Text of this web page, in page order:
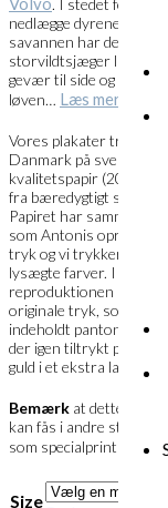
. I stedet for at
nedlægge dyrene på
savannen har denne
storvildtsjæger lagt sit
gevær til side og
løven… Læs mere.
Vores plakater trykkes i
Danmark på svensk
kvalitetspapir (200 gram)
fra bæredygtigt skovbrug.
Papiret har samme
som Antonis oprindelige
tryk og vi trykker med
lysægte farver. I
reproduktionen af de
originale tryk, som
indeholdt pantone guld,
der igen tiltrykt pantone
guld i et ekstra lag.
Bemærk at dette motiv
kan fås i andre størrelser
som specialprint
HER
Size